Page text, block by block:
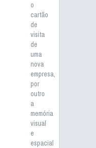
o
cartão
de
visita
de
uma
nova
empresa,
por
outro
a
memória
visual
e
espacial